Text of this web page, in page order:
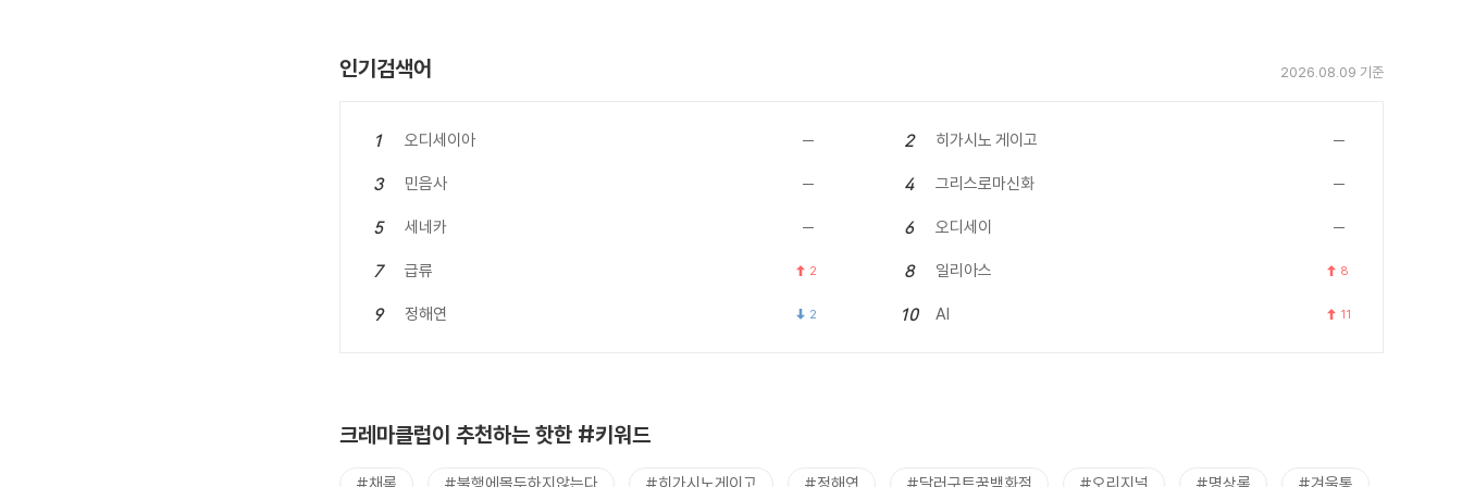
인기검색어 2026.08.09 기준
1 오디세이아 2 히가시노 게이고
3 민음사 4 그리스로마신화
5 세네카 6 오디세이
7 급류 2 8 일리아스 8
9 정해연 2 10 AI 11
크레마클럽이 추천하는 핫한 #키워드